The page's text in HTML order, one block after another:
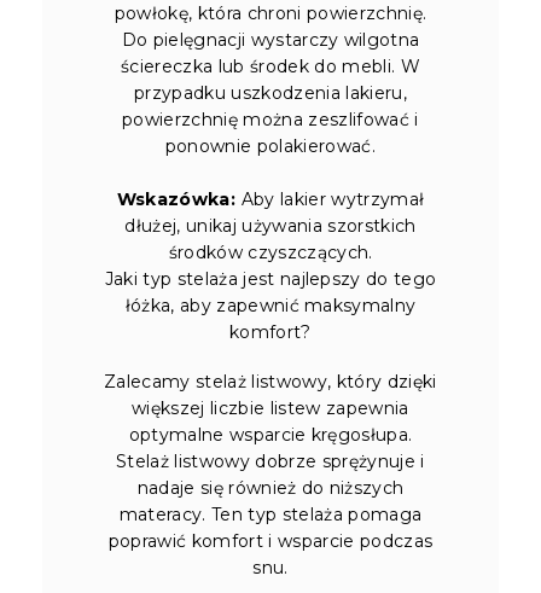
powłokę, która chroni powierzchnię.
Do pielęgnacji wystarczy wilgotna
ściereczka lub środek do mebli. W
przypadku uszkodzenia lakieru,
powierzchnię można zeszlifować i
ponownie polakierować.
Wskazówka: Aby lakier wytrzymał
dłużej, unikaj używania szorstkich
środków czyszczących.
Jaki typ stelaża jest najlepszy do tego
łóżka, aby zapewnić maksymalny
komfort?
Zalecamy stelaż listwowy, który dzięki
większej liczbie listew zapewnia
optymalne wsparcie kręgosłupa.
Stelaż listwowy dobrze sprężynuje i
nadaje się również do niższych
materacy. Ten typ stelaża pomaga
poprawić komfort i wsparcie podczas
snu.